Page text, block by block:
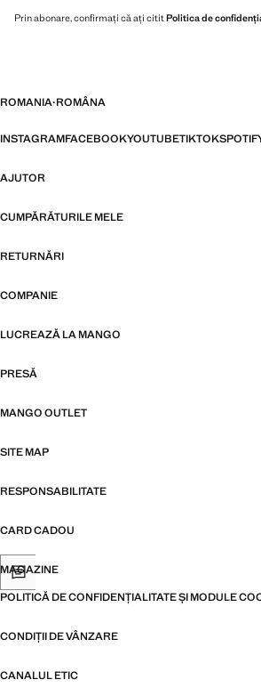
Prin abonare, confirmați că ați cititPolitica de
ROMANIA·ROMÂNA
INSTAGRAMFACEBOOKYOUTUBETIKTOK
AJUTOR
CUMPĂRĂTURILE MELE
RETURNĂRI
COMPANIE
LUCREAZĂ LA MANGO
PRESĂ
MANGO OUTLET
SITE MAP
RESPONSABILITATE
CARD CADOU
MAGAZINE
POLITICĂ DE CONFIDENȚIALITATE ȘI MODULE
CONDIȚII DE VÂNZARE
CANALUL ETIC